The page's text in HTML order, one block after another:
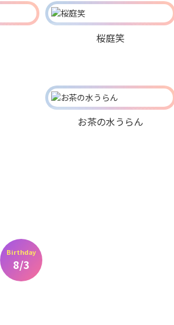
桜庭笑
Birthday
8/3
お茶の水うらん